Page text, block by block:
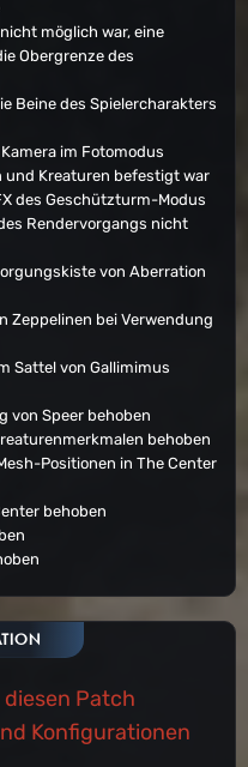
möglich war, eine
Obergrenze des
Beine des Spielercharakters
im Fotomodus
und Kreaturen befestigt war
des Geschützturm-Modus
Rendervorgangs nicht
von Aberration
Zeppelinen bei Verwendung
Sattel von Gallimimus
von Speer behoben
behoben
Positionen in The Center
behoben
Patch
Konfigurationen